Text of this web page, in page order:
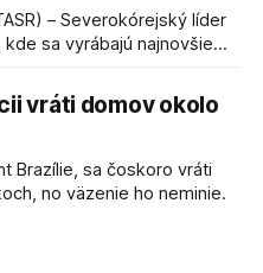
– Severokórejský líder
sa vyrábajú najnovšie
médiá KĽDR, na ktoré
vráti domov okolo
Brazílie, sa čoskoro vráti
no väzenie ho neminie.